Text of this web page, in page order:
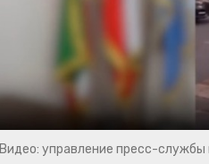
Видео: управление пресс-